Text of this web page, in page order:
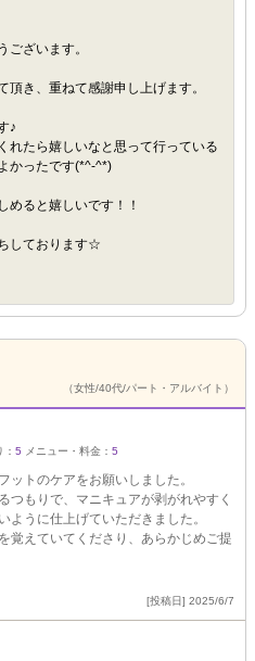
ございます。
頂き、重ねて感謝申し上げます。
♪
れたら嬉しいなと思って行っている
かったです(*^-^*)
めると嬉しいです！！
しております☆
（女性/40代/パート・アルバイト）
5 メニュー・料金： 5
ットのケアをお願いしました。
つもりで、マニキュアが剥がれやすく
ように仕上げていただきました。
覚えていてくださり、あらかじめご提
[投稿日] 2025/6/7